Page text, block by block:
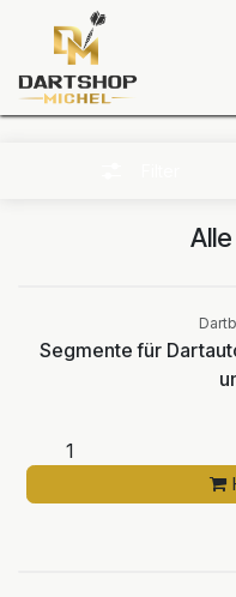
Zum Inhalt springen
Segmente für